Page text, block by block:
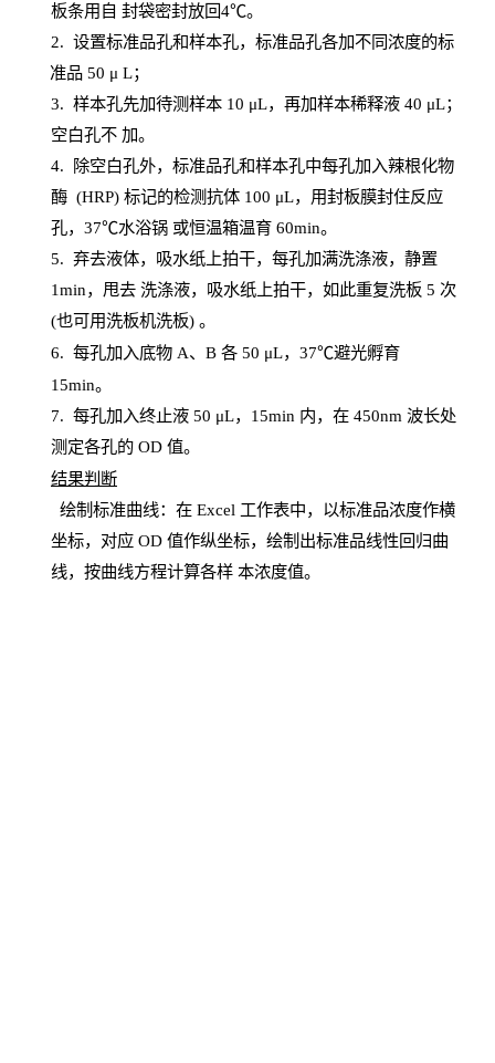
板条用自 封袋密封放回4℃。
2. 设置标准品孔和样本孔，标准品孔各加不同浓度的标
准品 50 μ L；
3. 样本孔先加待测样本 10 μL，再加样本稀释液 40 μL；
空白孔不 加。
4.
除空白孔外，标准品孔和样本孔中每孔加入辣根化物
酶 (HRP) 标记的检测抗体 100 μL，用封板膜封住反应
孔， 37℃水浴锅 或恒温箱温育60min。
5. 弃去液体，吸水纸上拍干，每孔加满洗涤液，静置
1min，甩去 洗涤液，吸水纸上拍干，如此重复洗板 5 次
(也可用洗板机洗板) 。
6. 每孔加入底物A、B 各 50 μL，37℃避光孵育
15min。
7. 每孔加入终止液 50 μL， 15min 内，在450nm 波长处
测定各孔的 OD 值。
结果判断
绘制标准曲线：在 Excel 工作表中，以标准品浓度作横
坐标，对应OD 值作纵坐标，绘制出标准品线性回归曲
线，按曲线方程计算各样 本浓度值。